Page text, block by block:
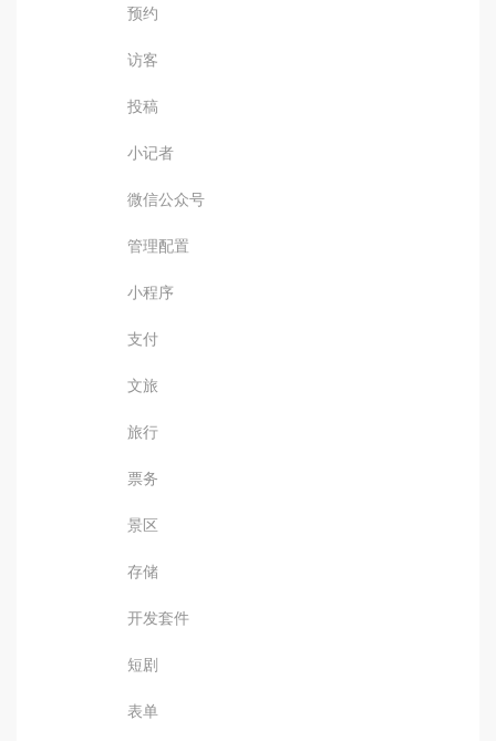
预约
访客
投稿
小记者
微信公众号
管理配置
小程序
支付
文旅
旅行
票务
景区
存储
开发套件
短剧
表单